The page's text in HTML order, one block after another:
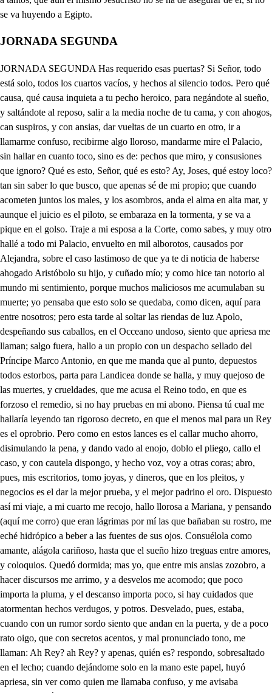
JORNADA SEGUNDA
JORNADA SEGUNDA Has requerido esas puertas? Si Señor, todo está solo, todos los cuartos vacíos, y hechos al silencio todos. Pero qué causa, qué causa inquieta a tu pecho heroico, para negándote al sueño, y saltándote al reposo, salir a la media noche de tu cama, y con ahogos, can suspiros, y con ansias, dar vueltas de un cuarto en otro, ir a llamarme confuso, recibirme algo lloroso, mandarme mire el Palacio, sin hallar en cuanto toco, sino es de: pechos que miro, y consusiones que ignoro? Qué es esto, Señor, qué es esto? Ay, Joses, qué estoy loco? tan sin saber lo que busco, que apenas sé de mi propio; que cuando acometen juntos los males, y los asombros, anda el alma en alta mar, y aunque el juicio es el piloto, se embaraza en la tormenta, y se va a pique en el golso. Traje a mi esposa a la Corte, como sabes, y muy otro hallé a todo mi Palacio, envuelto en mil alborotos, causados por Alejandra, sobre el caso lastimoso de que ya te di noticia de haberse ahogado Aristóbolo su hijo, y cuñado mío; y como hice tan notorio al mundo mi sentimiento, porque muchos maliciosos me acumulaban su muerte; yo pensaba que esto solo se quedaba, como dicen, aquí para entre nosotros; pero esta tarde al soltar las riendas de luz Apolo, despeñando sus caballos, en el Occeano undoso, siento que apriesa me llaman; salgo fuera, hallo a un propio con un despacho sellado del Príncipe Marco Antonio, en que me manda que al punto, depuestos todos estorbos, parta para Landicea donde se halla, y muy quejoso de las muertes, y crueldades, que me acusa el Reino todo, en que es forzoso el remedio, si no hay pruebas en mi abono. Piensa tú cual me hallaría leyendo tan rigoroso decreto, en que el menos mal para un Rey es el oprobrio. Pero como en estos lances es el callar mucho ahorro, disimulando la pena, y dando vado al enojo, doblo el pliego, callo el caso, y con cautela dispongo, y hecho voz, voy a otras coras; abro, pues, mis escritorios, tomo joyas, y dineros, que en los pleitos, y negocios es el dar la mejor prueba, y el mejor padrino el oro. Dispuesto así mi viaje, a mi cuarto me recojo, hallo llorosa a Mariana, y pensando (aquí me corro) que eran lágrimas por mí las que bañaban su rostro, me eché hidrópico a beber a las fuentes de sus ojos. Consuélola como amante, alágola cariñoso, hasta que el sueño hizo treguas entre amores, y coloquios. Quedó dormida; mas yo, que entre mis ansias zozobro, a hacer discursos me arrimo, y a desvelos me acomodo; que poco importa la pluma, y el descanso importa poco, si hay cuidados que atormentan hechos verdugos, y potros. Desvelado, pues, estaba, cuando con un rumor sordo siento que andan en la puerta, y de a poco rato oigo, que con secretos acentos, y mal pronunciado tono, me llaman: Ah Rey? ah Rey? y apenas, quién es? respondo, sobresaltado en el lecho; cuando dejándome solo en la mano este papel, huyó apriesa, sin ver como quien me llamaba confuso, y me avisaba piadoso. Lavántome de la cama, asustado me recobro: no digo nada a mi esposa, a tiento la espada tomo, requiero a oscuras la cuadra, abierta la puerta topo, salgo, y tuerzo la llave. busco una luz, y descojo el papel, y hallo mi muerte (luego verás lo que lloro, que si ahora me detengo podrá acabarme el ahogo.) Consulto todo el valor, mil discursos hago, y formo (si es que está para discursos quién está de penas loco.) En fin, como Rey resuelto, y atado como celoso, voy a llamarte a tu cuarto, y hago miremos curiosos pieza por pieza, la casa. hasta hallarnos aquí solos en este retrete: Ahora cierra esa puerta, y lo propio haré en esta. Vive el Cielo que estoy pasmado y absorto! Pon ahora aquí esa luz, y oye atento. Ya te oigo. Alejandra, vuestras quejas hemos visto, y las juzgamos justas. A Herodes hago llamar a Laodicea, donde asisto con mi campo. No sé co- mo librará, que aunque, aunque es mi amigo, es antes la justicia; y así por esto, como por vuestra hija Ma- riana, a quien deseo ver en estremo, por la admiración que causa su retra- to, procuraré daros gusto. Marco Antonio. ¿Que sienets, Josef, desto? Que es justísimo tu enojo, y que Alejandra te vende. Y no más? . Pues esto es poco? Ay Josel! mal discurres en mis agravios notorios, que unos tiran a la vida, y al honor ofenden otros; y cuando en las dos ofensas se halla un pecho generoso, la vida se deja a un lado, y cárgase al honor todo. Y así, aunque siento el agravio que contra mi suegra formo, (pues ya conozco que es ella la que ha escrito a Marco Antonio) aunque siento que procura quitarme por todos modos la fama, el Reino, y la vida, aunque siento mi desdoro, (que lo es grande para un Rey ir acusado a otro solio) aunque siento todo esto, todo es sentimiento poco, cuando ha heridas de la honra rabio abrasado, y celoso. Cómo? Oh de quién tienes celos? Aguarda, y sabrás el como: No ves que dice esta carta, que está Antonio deseoso de ver a mi esposa? . Sí. No sé como me reporto, y que por este respeto se holgará que tenga logro lo que Alejandra me acusa? Ya lo advierto, y ya lo noto. Luego es buena consecuencia, que enamorado, no solo querrá quitarme la vida, sino deshonrarme, y todo. No se sigue bien, Señor, te suplico, si no hay otro fundamento. . Haile tan grande, que eso es quien me tiene loco. Estando en Alejandría, donde Cleopatra, y Antonio hacen Corte los Inviernos, dados al regalo, y ocio; andando un día mirando por un salón espacioso ras, que que arrebataban los ojos, entró Marco Antonio acaso, y hablándome cariñoso, me dijo: Herodes amigo, aunque los retratos todos, que aquí de mujeres miras, son de la hermosura asombros, atiende, y repara en este, que con afecto curioso Cleopatra le estima en mucho, y yo en secreto le adoro. Dícenme que es una Hebrea, que se ha alzado con lo hermoso, tanto, que para Deidad la han de sobrar muchos votos. Amola, y no sé quién es, búscola, su patria ignoro, temo celosa a Cleopatra, callo lo propio que lloro. Y pues tú en Jerusalén, aunque es de hermosuras golfo, sabrás, claro está, quien sea la que es ídolo de todos, dime, dime si conoces esta beldad que te informo, porque yo me parta a verla, a costa de mis tesoros? Esto me estaba diciendo, mientras yo pasmado, absorto, confuso, muerto, sin alma, estaba vadeando ahogos, viendo era mi Mariana también retratada al olio, que la imaginé allí viva con dejarla entre vosotros. Como responder no pude, Antonio me miró al rostro, y viéndome demudado, y con muestras de celoso, qué sientes? (me dijo) y yo, que esta es mi esposa respondo, y sin decir más palabra, llorando a sus pies me arrojo, levántame con sus brazos, y dice con alborozo: amigo, si es prenda tuya, aquí acabó mi amor todo. Esto me pasó en Egipto, cuando fui a buscar socorros, ajusta ahora, y coteja los unos cabos con otros, y verás si es evidente cuanto temo, siento, y lloro. Válgate Dios por Mariana, y qué imperio misterioso tienes en mí, pues que siento estos celos como propios! Qué dices, Josef? . Que estoy discurriendo en tus negocios. Discurramos. Discurramos. Pascémonos un poco, y va de discurso. Temo pierda el juicio. . Si es notorio, que Antonio amaba a Mariana, y ahora escribe aquí Antonio, desea verla; no está claro, que podrá en son del negocio quitarme en Siria la vida, y alzarse con la que adoro? Bien podrá ser. Cómo es esto? vive Dios de un alevoso. Señor, reporta, qué haces? Con mi esposa vos, ni otro? Yo? Señor, qué es lo que dices? Vos a mí? . Prodigios toco: . mira que hablas con Josef. Ea, pensé que era Antonio: arrebátome la furia: no es mucho, que estoy celoso, y celos, si hacen infiernos, no es milagro que hagan locos: Pero volvamos al caso. Caso es harto lastimoso. pues, antes que le enjugue al Alba el Sol los sollozos, parto Josel, a morir, porque ir al pleito es lo propio con las sospechas que parto, y con los riesgos que topo. A Mariana te encomiendo, mi Reino en tus manos pongo; pero has de jurarme aquí por el Dios en quien adoro, que si yo muero o me matan (con harto dolor lo nombro!) me has de matar a Mariana, porque es la luz de mis ojos, y aún después de muerto yo, no me la han de gozar otros. Juraslo así? . Así lo juros hay caso más portentoso! Pues con eso iré contento; pero mira (aquí me ahogo) que conserves a mis hijos, pedazos del alma hermosos, el Reino. . Seré seal. Cuidarás por todos modos de mi Marlana. . Servirla tendré por mi mayor logro, pues merece su hermosura que a sus plantas. Cómo? cómo? finezas? . Señor reporta. Vive Dios, que de los hombros te he de quitar la cabeza. Mira, Señor. No me ahorro con nadie en tocando a honor. Tente, o perderé el decoro: yo soy Josef. Tú eres? baste, pensé que era Antonio. Señor, cuida de tu vida. Son los celos muy furiosos: vámonos a recoger, y en el tratado negocio, Josel, lo dicho, dicho. Serás muy servido en todo: de confusiones voy muerto. Y yo voy de celos loco. Si es que podemos ya un rato murmurar, Isabel mía, mientras tu ama, y mi ama se dan dos cardas de riñas, va de cuento, dime tú, pues ya sé lo bien que atisbas, lo que pasó en tu cuartel anoche, a la despedida. Habría por plato de ante requiebros de mantequillas, y serían las aceitunas cuatro zunvidos de abispas, porque Herodes, y Mariana son del amor una cisma, él muy diablo, ella muy Ángel, él celoso, y ella esquiva: y no dudo que haya habido una brava tropelía de celos, y remoquetes, con mil pesías, y por vidas. Ea, murmura también. Qué quieres, Lazaro, que diga? Serás la primer criada, que no sabe la cartilla. Mi Señora, esta mañana al pedirme las basquisías, la hallé tan hecha a las penas, y tan deshecha en las iras, que con ser atrevimiento me determiné a decirla, me díjese sus cuidados; y ella en llanto convertida como el Alba::- Aguardate, que aquesa pintura es mía. Viste al Alba entre las coles, que madrugándose apriesa, porque no la aceche el Sol setanda por las hortalizas; y el Sol quizás enojado, medio la noche fría salga a darle la camisa: y ella de ver que la ha visto desnuda llanto destila, porque él tenga que enjugarle llanto, y perlas todo el día? pues así Mariana: ea toma la heb